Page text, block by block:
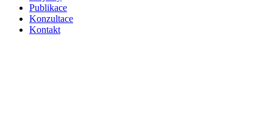
Publikace
Konzultace
Kontakt